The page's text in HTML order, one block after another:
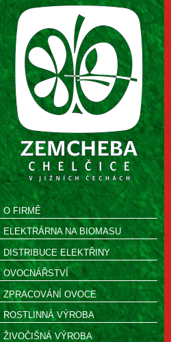
O FIRMĚ
ELEKTRÁRNA NA BIOMASU
DISTRIBUCE ELEKTŘINY
OVOCNÁŘSTVÍ
ZPRACOVÁNÍ OVOCE
ROSTLINNÁ VÝROBA
ŽIVOČIŠNÁ VÝROBA